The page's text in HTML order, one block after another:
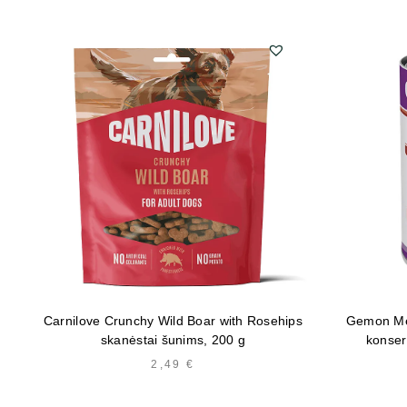
Carnilove Crunchy Wild Boar with Rosehips
skanėstai šunims, 200 g
2,49€
Gemon